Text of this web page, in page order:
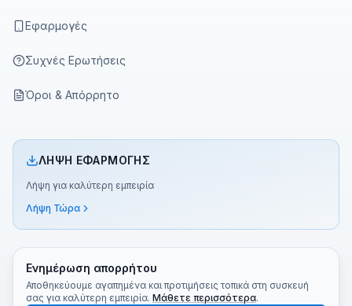
Ενημέρωση απορρήτου
Αποθηκεύουμε αγαπημένα και προτιμήσεις τοπικά στη συσκευή
σας για καλύτερη εμπειρία. Μάθετε περισσότερα.
Εφαρμογές
Συχνές Ερωτήσεις
Όροι & Απόρρητο
ΛΉΨΗ ΕΦΑΡΜΟΓΉΣ
Λήψη για καλύτερη εμπειρία
Λήψη Τώρα
©2026 Greek TV App